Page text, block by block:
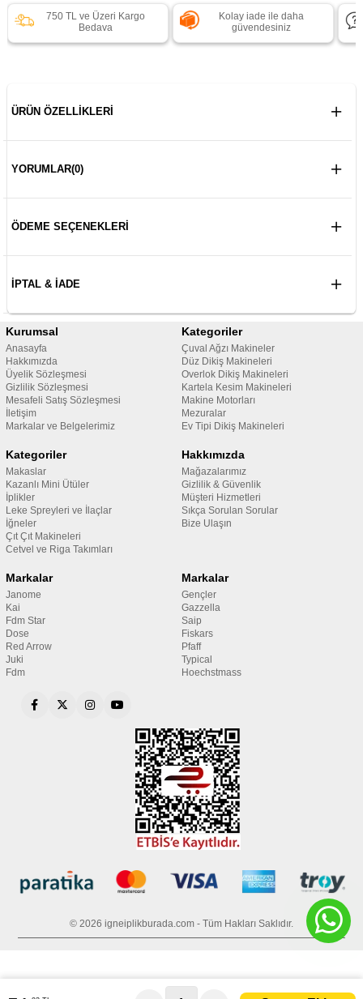
750 TL ve Üzeri Kargo
Bedava
Kolay iade ile daha
güvendesiniz
ÜRÜN ÖZELLIKLERI
YORUMLAR(0)
ÖDEME SEÇENEKLERI
İPTAL & İADE
Kurumsal
Anasayfa
Hakkımızda
Üyelik Sözleşmesi
Gizlilik Sözleşmesi
Mesafeli Satış Sözleşmesi
İletişim
Markalar ve Belgelerimiz
Kategoriler
Çuval Ağzı Makineler
Düz Dikiş Makineleri
Overlok Dikiş Makineleri
Kartela Kesim Makineleri
Makine Motorları
Mezuralar
Ev Tipi Dikiş Makineleri
Kategoriler
Makaslar
Kazanlı Mini Ütüler
İplikler
Leke Spreyleri ve İlaçlar
İğneler
Çıt Çıt Makineleri
Cetvel ve Riga Takımları
Hakkımızda
Mağazalarımız
Gizlilik & Güvenlik
Müşteri Hizmetleri
Sıkça Sorulan Sorular
Bize Ulaşın
Markalar
Janome
Kai
Fdm Star
Dose
Red Arrow
Juki
Fdm
Markalar
Gençler
Gazzella
Saip
Fiskars
Pfaff
Typical
Hoechstmass
© 2026 igneiplikburada.com - Tüm Hakları Saklıdır.